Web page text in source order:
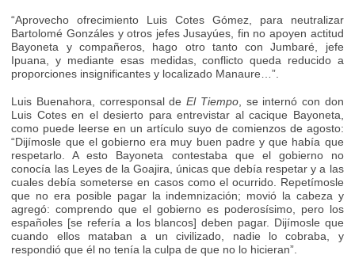
“Aprovecho ofrecimiento Luis Cotes Gómez, para neutralizar
Bartolomé Gonzáles y otros jefes Jusayúes, fin no apoyen actitud
Bayoneta y compañeros, hago otro tanto con Jumbaré, jefe
Ipuana, y mediante esas medidas, conflicto queda reducido a
proporciones insignificantes y localizado Manaure…”.
Luis Buenahora, corresponsal deEl Tiempo, se internó con don
Luis Cotes en el desierto para entrevistar al cacique Bayoneta,
como puede leerse en un artículo suyo de comienzos de agosto:
“Dijímosle que el gobierno era muy buen padre y que había que
respetarlo. A esto Bayoneta contestaba que el gobierno no
conocía las Leyes de la Goajira, únicas que debía respetar y a las
cuales debía someterse en casos como el ocurrido. Repetímosle
que no era posible pagar la indemnización; movió la cabeza y
agregó: comprendo que el gobierno es poderosísimo, pero los
españoles [se refería a los blancos] deben pagar. Dijímosle que
cuando ellos mataban a un civilizado, nadie lo cobraba, y
respondió que él no tenía la culpa de que no lo hicieran”.